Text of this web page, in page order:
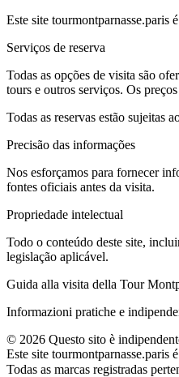
Este site tourmontparnasse.paris
Serviços de reserva
Todas as opções de visita são
tours e outros serviços. Os
Todas as reservas estão sujeitas
Precisão das informações
Nos esforçamos para fornecer
fontes oficiais antes da visita.
Propriedade intelectual
Todo o conteúdo deste site,
legislação aplicável.
Guida alla visita della Tour
Informazioni pratiche e
© 2026 Questo sito è
Este site tourmontparnasse.paris
Todas as marcas registradas